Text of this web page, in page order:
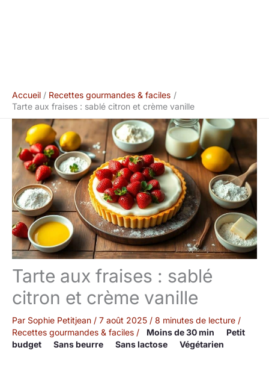
Accueil
Recettes gourmandes & faciles
Tarte aux fraises : sablé citron et crème vanille
Tarte aux fraises : sablé
citron et crème vanille
Par Sophie Petitjean / 7 août 2025 / 8 minutes de lecture /
Recettes gourmandes & faciles / Moins de 30 min
Petit
budget
Sans beurre Sans lactose Végétarien